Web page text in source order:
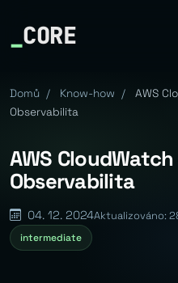
_CORE
Domů / Know-how /
AWS
Observabilita
AWS
Observabilita
04. 12. 2024Aktualizováno:
intermediate